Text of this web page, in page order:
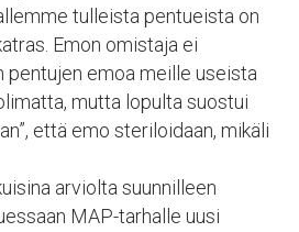
tulleista pentueista on
Emon omistaja ei
pentujen emoa meille useista
mutta lopulta suostui
että emo steriloidaan, mikäli
arviolta suunnilleen
MAP-tarhalle uusi